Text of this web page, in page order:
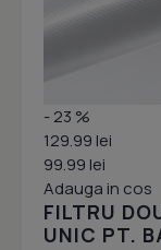
- 23 %
129.99 lei
99.99 lei
Adauga in cos
FILTRU
UNIC PT.